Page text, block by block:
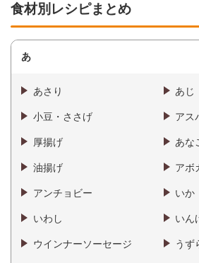
食材別レシピまとめ
あ
あさり あじ
小豆・ささげ アス
厚揚げ あな
油揚げ アボ
アンチョビー いか
いわし いん
ウインナーソーセージ うず